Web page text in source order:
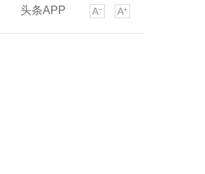
头条APP